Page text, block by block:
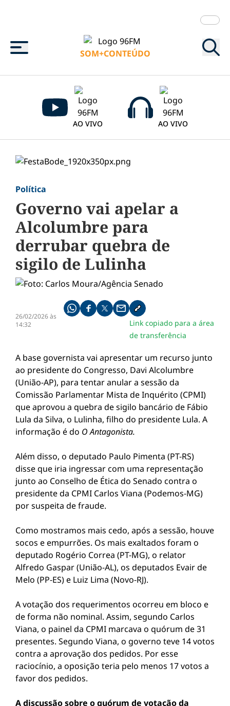
Menu
SOM+CONTEÚDO
AO VIVO AO VIVO
Política
Governo vai apelar a
Alcolumbre para
derrubar quebra de
sigilo de Lulinha
26/02/2026 às
14:32
Compartilhe pelo whatsapp
Compartilhar no facebook
Compartilhar no twitter
Compartilhe pelo email
Copiar link da notícia
Link copiado para a área
de transferência
A base governista vai apresentar um recurso junto
ao presidente do Congresso, Davi Alcolumbre
(União-AP), para tentar anular a sessão da
Comissão Parlamentar Mista de Inquérito (CPMI)
que aprovou a quebra de sigilo bancário de Fábio
Lula da Silva, o Lulinha, filho do presidente Lula. A
informação é do O Antagonista.
Além disso, o deputado Paulo Pimenta (PT-RS)
disse que iria ingressar com uma representação
junto ao Conselho de Ética do Senado contra o
presidente da CPMI Carlos Viana (Podemos-MG)
por suspeita de fraude.
Como mostramos mais cedo, após a sessão, houve
socos e empurrões. Os mais exaltados foram o
deputado Rogério Correa (PT-MG), o relator
Alfredo Gaspar (União-AL), os deputados Evair de
Melo (PP-ES) e Luiz Lima (Novo-RJ).
A votação dos requerimentos ocorreu em bloco e
de forma não nominal. Assim, segundo Carlos
Viana, o painel da CPMI marcava o quórum de 31
presentes. Segundo Viana, o governo teve 14 votos
contra a aprovação dos pedidos. Por esse
raciocínio, a oposição teria pelo menos 17 votos a
favor dos pedidos.
A discussão sobre o quórum de votação da